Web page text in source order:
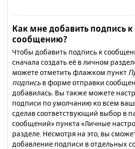
Как мне добавить подпись
сообщению?
Чтобы добавить подпись к
сначала создать её в личном
можете отметить флажком пункт
подпись в форме отправки
добавилась. Вы также можете
подписи по умолчанию ко всем
сделав соответствующий выбор в
сообщений» пункта «Личные
разделе. Несмотря на это, вы
добавление подписи в отдельных